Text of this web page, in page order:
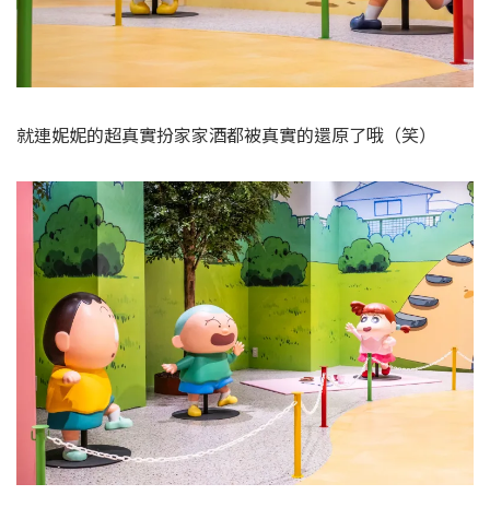
就連妮妮的超真實扮家家酒都被真實的還原了哦（笑）